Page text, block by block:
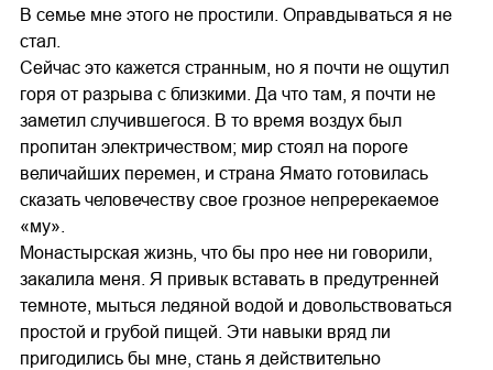
В семье мне этого не простили. Оправдываться я не
стал.
Сейчас это кажется странным, но я почти не ощутил
горя от разрыва с близкими. Да что там, я почти не
заметил случившегося. В то время воздух был
пропитан электричеством; мир стоял на пороге
величайших перемен, и страна Ямато готовилась
сказать человечеству свое грозное непререкаемое
«му».
Монастырская жизнь, что бы про нее ни говорили,
закалила меня. Я привык вставать в предутренней
темноте, мыться ледяной водой и довольствоваться
простой и грубой пищей. Эти навыки вряд ли
пригодились бы мне, стань я действительно